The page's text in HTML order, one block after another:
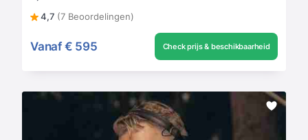
4,7 (7 Beoordelingen)
Vanaf € 595 Check prijs & beschikbaarheid